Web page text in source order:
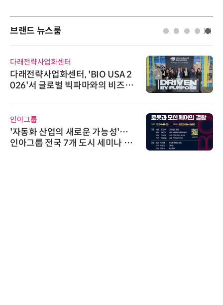
브랜드 뉴스룸
다래전략사업화센터
다래전략사업화센터, 'BIO USA 2
026'서 글로벌 빅파마와의 비즈니
인아그룹
'자동화 산업의 새로운 가능성'…
인아그룹 전국 7개 도시 세미나 페